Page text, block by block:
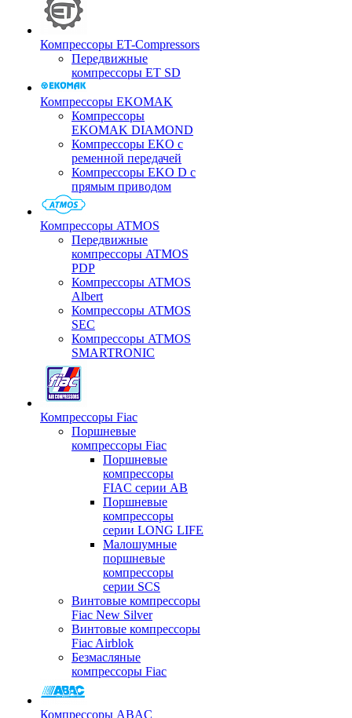
Компрессоры ET-Compressors
Передвижные
компрессоры ET SD
Компрессоры EKOMAK
Компрессоры
EKOMAK DIAMOND
Компрессоры EKO c
ременной передачей
Компрессоры EKO D с
прямым приводом
Компрессоры ATMOS
Передвижные
компрессоры ATMOS
PDP
Компрессоры ATMOS
Albert
Компрессоры ATMOS
SEC
Компрессоры ATMOS
SMARTRONIC
Компрессоры Fiac
Поршневые
компрессоры Fiac
Поршневые
компрессоры
FIAC серии AB
Поршневые
компрессоры
серии LONG LIFE
Малошумные
поршневые
компрессоры
серии SCS
Винтовые компрессоры
Fiac New Silver
Винтовые компрессоры
Fiac Airblok
Безмасляные
компрессоры Fiac
Компрессоры ABAC